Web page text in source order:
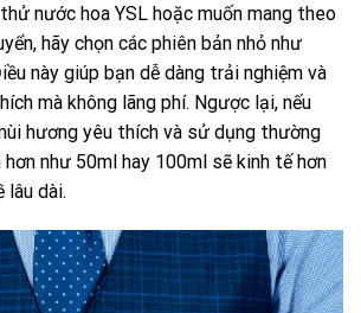
nước hoa YSL hoặc muốn mang theo
hãy chọn các phiên bản nhỏ như
này giúp bạn dễ dàng trải nghiệm và
mà không lãng phí. Ngược lại, nếu
hương yêu thích và sử dụng thường
hơn như 50ml hay 100ml sẽ kinh tế hơn
lâu dài.